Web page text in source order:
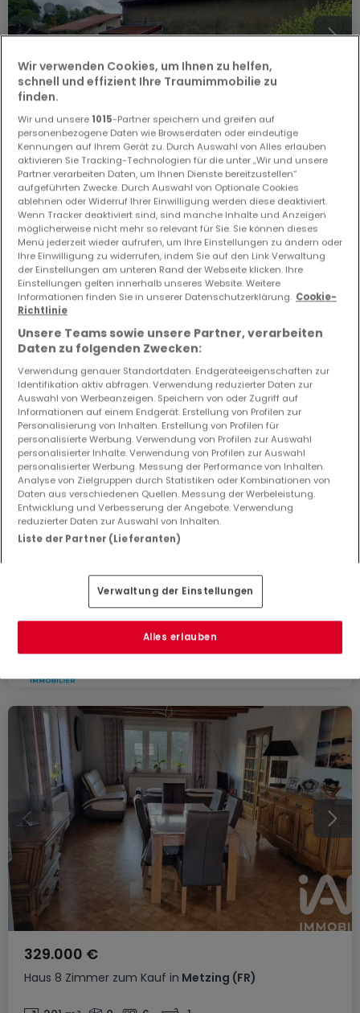
Haus 7 Zimmer zum Kauf inGuebenhouse(FR)
79.000 €
159 m² 7 5 1
5 Zimmer zum Kauf in Grundviller(FR)
271 m² 5 5 2 4
Haus 8 Zimmer zum Kauf in Metzing (FR)
329.000 €
Wir verwenden Cookies, um Ihnen zu helfen,
schnell und effizient Ihre Traumimmobilie zu
finden.
Wir und unsere 1015-Partner speichern und greifen auf
personenbezogene Daten wie Browserdaten oder eindeutige
Kennungen auf Ihrem Gerät zu. Durch Auswahl von Alles erlauben
aktivieren Sie Tracking-Technologien für die unter „Wir und unsere
Partner verarbeiten Daten, um Ihnen Dienste bereitzustellen“
aufgeführten Zwecke. Durch Auswahl von Optionale Cookies
ablehnen oder Widerruf Ihrer Einwilligung werden diese deaktiviert.
Wenn Tracker deaktiviert sind, sind manche Inhalte und Anzeigen
möglicherweise nicht mehr so relevant für Sie. Sie können dieses
Menü jederzeit wieder aufrufen, um Ihre Einstellungen zu ändern oder
Ihre Einwilligung zu widerrufen, indem Sie auf den Link Verwaltung
der Einstellungen am unteren Rand der Webseite klicken. Ihre
Einstellungen gelten innerhalb unseres Website. Weitere
Informationen finden Sie in unserer Datenschutzerklärung. Cookie-
Richtlinie
Unsere Teams sowie unsere Partner, verarbeiten
Daten zu folgenden Zwecken:
Verwendung genauer Standortdaten. Endgeräteeigenschaften zur
Identifikation aktiv abfragen. Verwendung reduzierter Daten zur
Auswahl von Werbeanzeigen. Speichern von oder Zugriff auf
Informationen auf einem Endgerät. Erstellung von Profilen zur
Personalisierung von Inhalten. Erstellung von Profilen für
personalisierte Werbung. Verwendung von Profilen zur Auswahl
personalisierter Inhalte. Verwendung von Profilen zur Auswahl
personalisierter Werbung. Messung der Performance von Inhalten.
Analyse von Zielgruppen durch Statistiken oder Kombinationen von
Daten aus verschiedenen Quellen. Messung der Werbeleistung.
Entwicklung und Verbesserung der Angebote. Verwendung
reduzierter Daten zur Auswahl von Inhalten.
Liste der Partner (Lieferanten)
Verwaltung der Einstellungen
Alles erlauben